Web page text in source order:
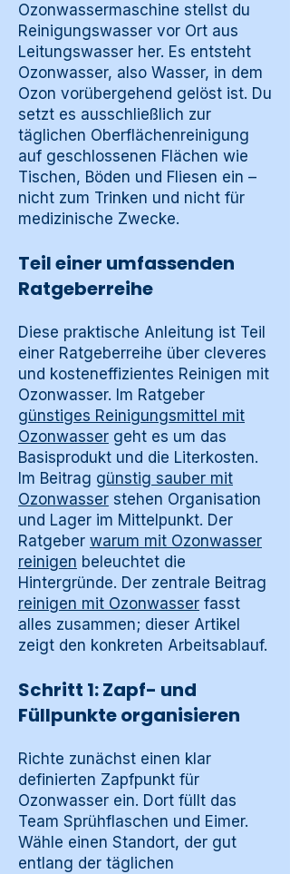
Ozonwassermaschine stellst du
Reinigungswasser vor Ort aus
Leitungswasser her. Es entsteht
Ozonwasser, also Wasser, in dem
Ozon vorübergehend gelöst ist. Du
setzt es ausschließlich zur
täglichen Oberflächenreinigung
auf geschlossenen Flächen wie
Tischen, Böden und Fliesen ein –
nicht zum Trinken und nicht für
medizinische Zwecke.
Teil einer umfassenden
Ratgeberreihe
Diese praktische Anleitung ist Teil
einer Ratgeberreihe über cleveres
und kosteneffizientes Reinigen mit
Ozonwasser. Im Ratgeber
günstiges Reinigungsmittel mit
Ozonwasser geht es um das
Basisprodukt und die Literkosten.
Im Beitrag günstig sauber mit
Ozonwasser stehen Organisation
und Lager im Mittelpunkt. Der
Ratgeber warum mit Ozonwasser
reinigen beleuchtet die
Hintergründe. Der zentrale Beitrag
reinigen mit Ozonwasser fasst
alles zusammen; dieser Artikel
zeigt den konkreten Arbeitsablauf.
Schritt 1: Zapf- und
Füllpunkte organisieren
Richte zunächst einen klar
definierten Zapfpunkt für
Ozonwasser ein. Dort füllt das
Team Sprühflaschen und Eimer.
Wähle einen Standort, der gut
entlang der täglichen